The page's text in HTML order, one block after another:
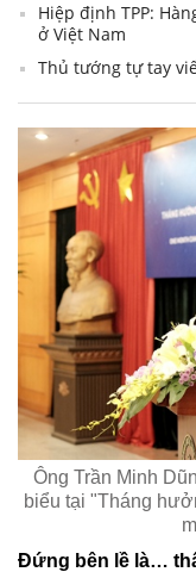
Hiệp định TPP:
ở Việt Nam
Thủ tướng tự tay
Ông Trần Minh
biểu tại "Tháng
Đứng bên lề là…